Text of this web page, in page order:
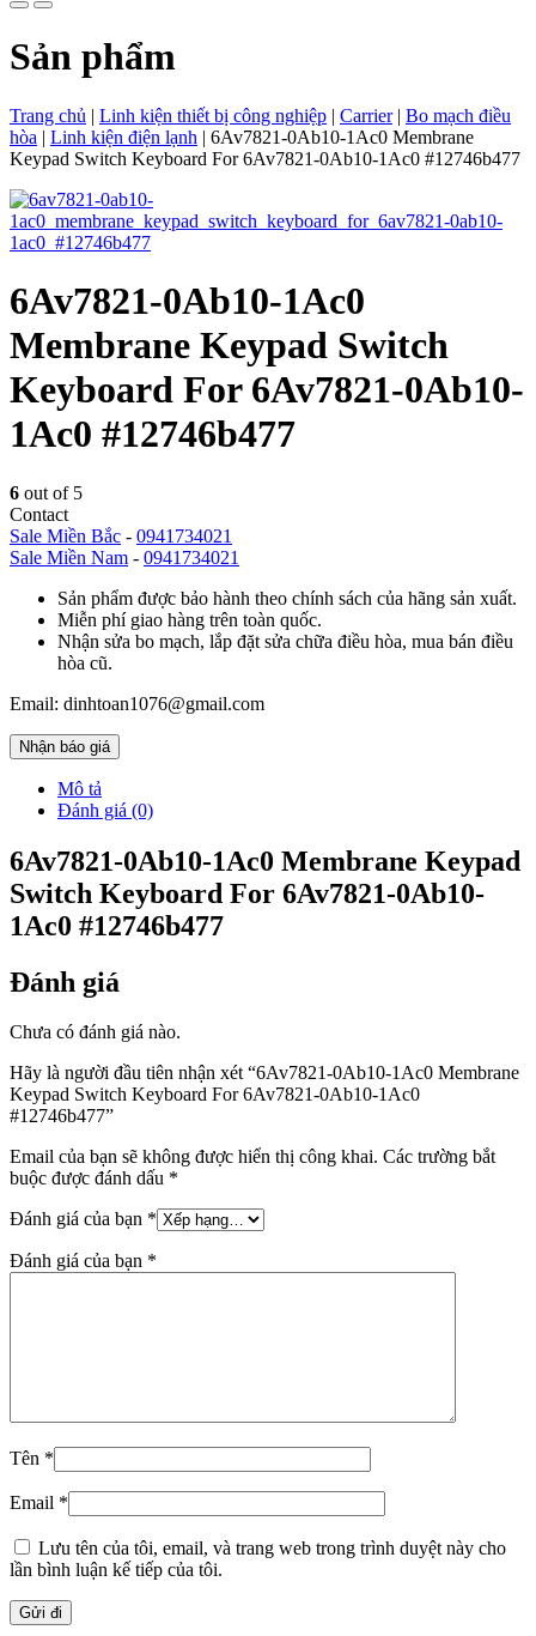
Sản phẩm
Trang chủ | Linh kiện thiết bị công nghiệp | Carrier| Bo mạch điều
hòa | Linh kiện điện lạnh | 6Av7821-0Ab10-1Ac0 Membrane
Keypad Switch Keyboard For 6Av7821-0Ab10-1Ac0 #12746b477
6Av7821-0Ab10-1Ac0
Membrane Keypad Switch
Keyboard For 6Av7821-0Ab10-
1Ac0 #12746b477
6 out of 5
Contact
Sale Miền Bắc - 0941734021
Sale Miền Nam - 0941734021
Sản phẩm được bảo hành theo chính sách của hãng sản xuất.
Miễn phí giao hàng trên toàn quốc.
Nhận sửa bo mạch, lắp đặt sửa chữa điều hòa, mua bán điều
hòa cũ.
Email: dinhtoan1076@gmail.com
Nhận báo giá
Mô tả
Đánh giá (0)
6Av7821-0Ab10-1Ac0 Membrane Keypad
Switch Keyboard For 6Av7821-0Ab10-
1Ac0 #12746b477
Đánh giá
Chưa có đánh giá nào.
Hãy là người đầu tiên nhận xét “6Av7821-0Ab10-1Ac0 Membrane
Keypad Switch Keyboard For 6Av7821-0Ab10-1Ac0
#12746b477”
Email của bạn sẽ không được hiển thị công khai. Các trường bắt
buộc được đánh dấu *
Đánh giá của bạn *
Đánh giá của bạn *
Tên *
Email *
Lưu tên của tôi, email, và trang web trong trình duyệt này cho
lần bình luận kế tiếp của tôi.